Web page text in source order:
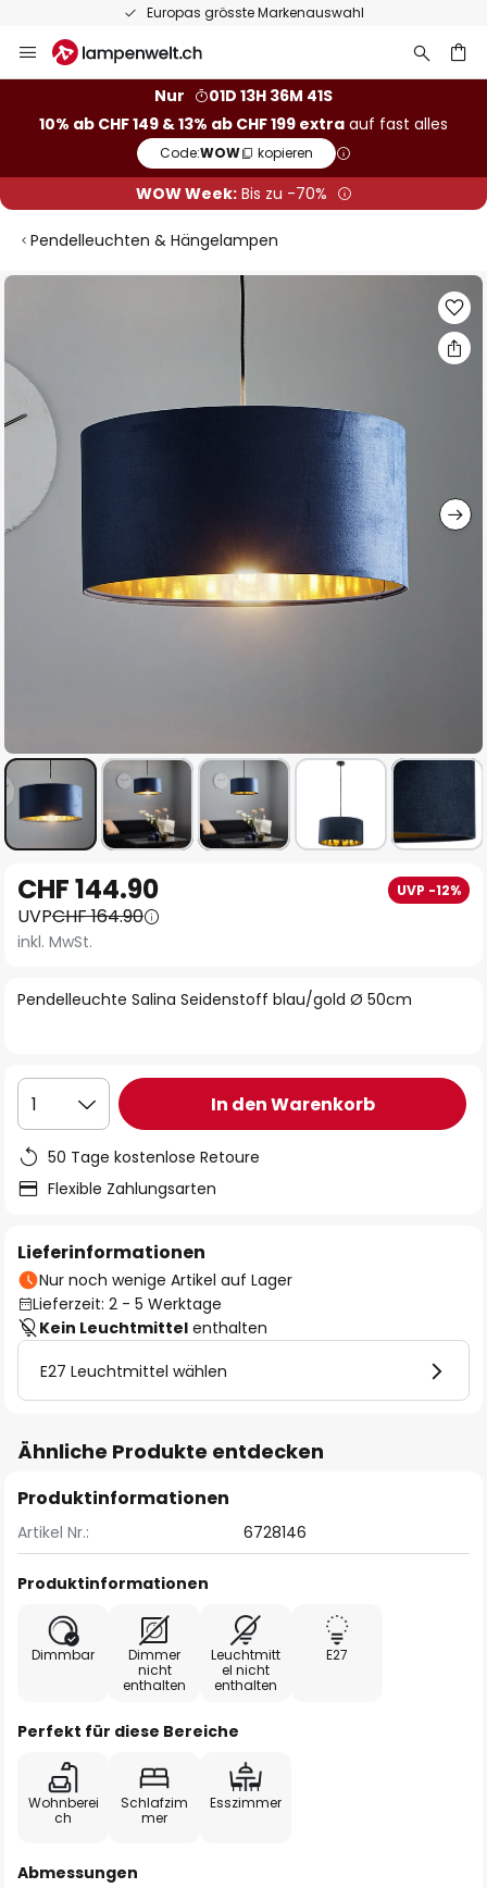
Europas grösste Markenauswahl
Inhalt
Nur
01D 13H 36M 40S
10% ab CHF 149 & 13% ab CHF 199 extra auf fast alles
Code:WOW kopieren
WOW Week:Bis zu -70%
Pendelleuchten & Hängelampen
Zum
Bildgalerie
springen
Anfang
der
Bildgalerie
Pendelleuchte Salina Seidenstoff blau/gold Ø 50cm
CHF 144.90 UVP -12%
UVPCHF 164.90
inkl. MwSt.
1 In den Warenkorb
50 Tage kostenlose Retoure
Flexible Zahlungsarten
Lieferinformationen
Nur noch wenige Artikel auf Lager
Lieferzeit: 2 - 5 Werktage
Kein Leuchtmittel enthalten
E27 Leuchtmittel wählen
Ähnliche Produkte entdecken
Produktinformationen
Artikel Nr.: 6728146
Produktinformationen
Dimmbar
Dimmer
nicht
enthalten
Leuchtmitt
el nicht
enthalten
E27
Perfekt für diese Bereiche
Wohnberei
ch
Schlafzim
mer
Esszimmer
Abmessungen